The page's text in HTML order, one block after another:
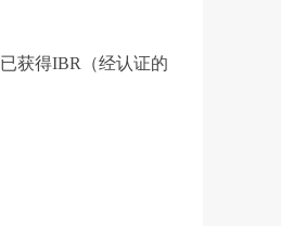
获得IBR（经认证的